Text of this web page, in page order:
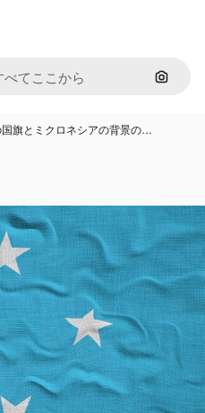
画像で
旗とミクロネシアの背景の…